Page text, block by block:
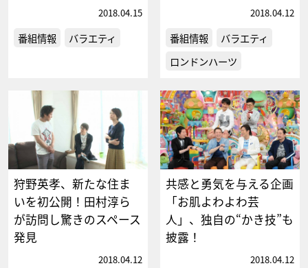
2018.04.15
番組情報 バラエティ
2018.04.12
番組情報
バラエティ
ロンドンハーツ
狩野英孝、新たな住ま
いを初公開！田村淳ら
が訪問し驚きのスペース
発見
2018.04.12
共感と勇気を与える企画
「お肌よわよわ芸
人」、独自の“かき技”も
披露！
2018.04.12